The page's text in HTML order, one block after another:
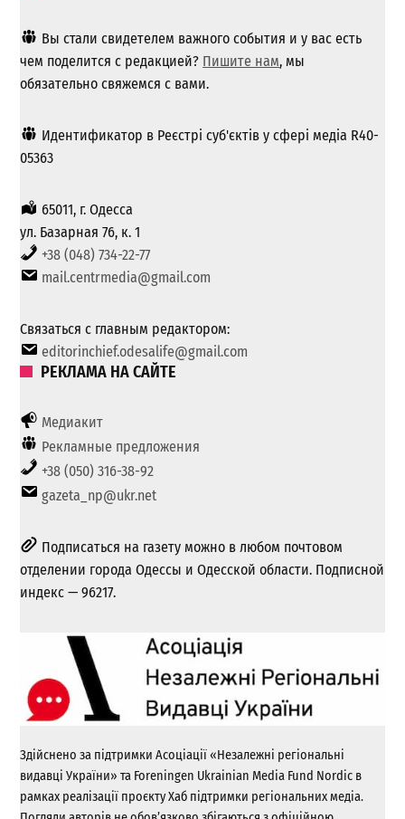
Вы стали свидетелем важного события и у вас есть
чем поделится с редакцией? Пишите нам, мы
обязательно свяжемся с вами.
Идентификатор в Реєстрі суб'єктів у сфері медіа R40-
05363
65011, г. Одесса
ул. Базарная 76, к. 1
+38 (048) 734-22-77
mail.centrmedia@gmail.com
Связаться с главным редактором:
editorinchief.odesalife@gmail.com
РЕКЛАМА НА САЙТЕ
Медиакит
Рекламные предложения
+38 (050) 316-38-92
gazeta_np@ukr.net
Подписаться на газету можно в любом почтовом
отделении города Одессы и Одесской области. Подписной
индекс — 96217.
Здійснено за підтримки Асоціації «Незалежні регіональні
видавці України» та Foreningen Ukrainian Media Fund Nordic в
рамках реалізації проєкту Хаб підтримки регіональних медіа.